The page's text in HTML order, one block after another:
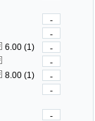
-
-
6.00 (1)
-
-
8.00 (1)
-
-
-